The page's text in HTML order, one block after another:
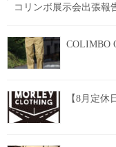
コリンボ展示会出張報
COLIMBO
【8月定休